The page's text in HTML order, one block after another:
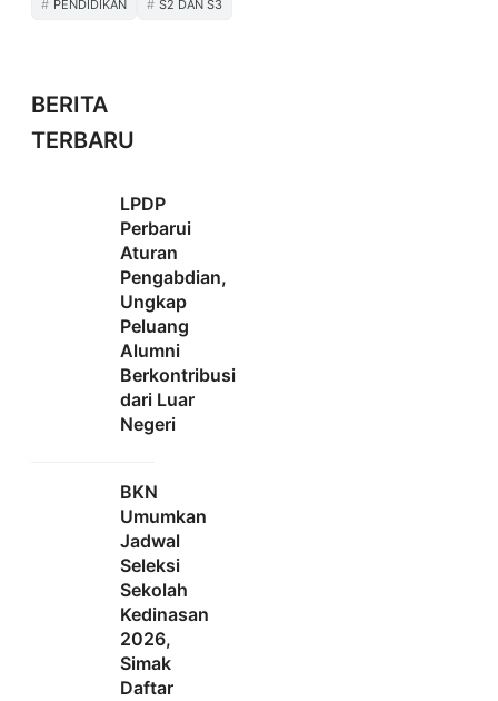
PENDIDIKAN
S2 DAN S3
BERITA
TERBARU
LPDP
Perbarui
Aturan
Pengabdian,
Ungkap
Peluang
Alumni
Berkontribusi
dari Luar
Negeri
BKN
Umumkan
Jadwal
Seleksi
Sekolah
Kedinasan
2026,
Simak
Daftar